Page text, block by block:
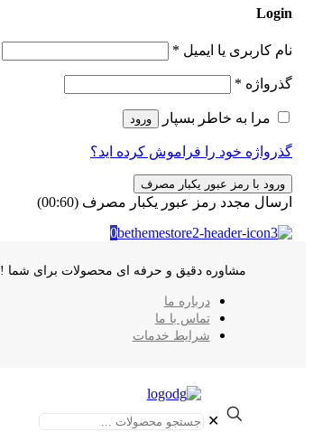
Login
نام کاربری یا ایمیل *
گذرواژه *
مرا به خاطر بسپار ورود
گذرواژه خود را فراموش کرده اید؟
ورود با رمز عبور یکبار مصرف
ارسال مجدد رمز عبور یکبار مصرف (00:
60
)
0
مشاوره دقیق و حرفه ای محصولات برای شما !
درباره ما
تماس با ما
شرایط خدمات
✕